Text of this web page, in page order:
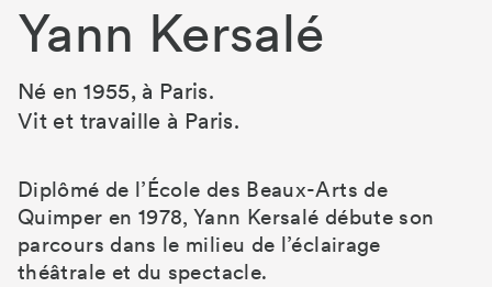
Yann Kersalé
Né en 1955, à Paris.
Vit et travaille à Paris.
Diplômé de l’École des Beaux-Arts de
Quimper en 1978, Yann Kersalé débute son
parcours dans le milieu de l’éclairage
théâtrale et du spectacle.